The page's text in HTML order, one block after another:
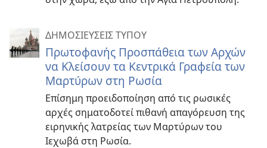
ΔΗΜΟΣΙΕΥΣΕΙΣ ΤΥΠΟΥ
Πρωτοφανής Προσπάθεια των Αρχών
να Κλείσουν τα Κεντρικά Γραφεία των
Μαρτύρων στη Ρωσία
Επίσημη προειδοποίηση από τις ρωσικές
αρχές σηματοδοτεί πιθανή απαγόρευση της
ειρηνικής λατρείας των Μαρτύρων του
Ιεχωβά στη Ρωσία.